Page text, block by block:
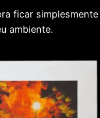
ficar simplesmente
ambiente.